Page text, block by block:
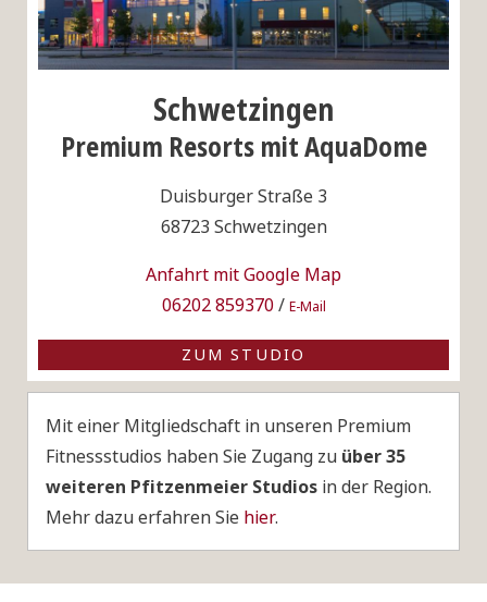
Schwetzingen
Premium Resorts mit AquaDome
Duisburger Straße 3
68723 Schwetzingen
Anfahrt mit Google Map
06202 859370/ E-Mail
ZUM STUDIO
Mit einer Mitgliedschaft in unseren Premium
Fitnessstudios haben Sie Zugang zu über 35
weiteren Pfitzenmeier Studios in der Region.
Mehr dazu erfahren Sie hier.